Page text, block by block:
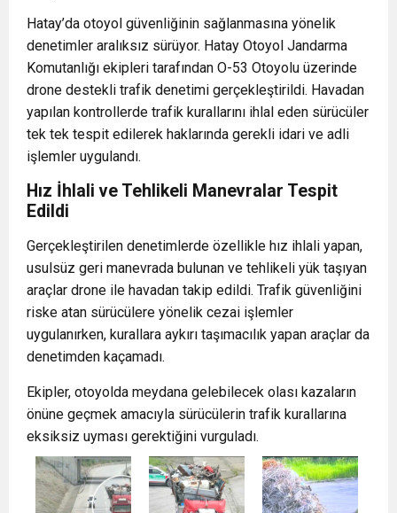
Hatay’da otoyol güvenliğinin sağlanmasına yönelik
denetimler aralıksız sürüyor. Hatay Otoyol Jandarma
Komutanlığı ekipleri tarafından O-53 Otoyolu üzerinde
drone destekli trafik denetimi gerçekleştirildi. Havadan
yapılan kontrollerde trafik kurallarını ihlal eden sürücüler
tek tek tespit edilerek haklarında gerekli idari ve adli
işlemler uygulandı.
Hız İhlali ve Tehlikeli Manevralar Tespit
Edildi
Gerçekleştirilen denetimlerde özellikle hız ihlali yapan,
usulsüz geri manevrada bulunan ve tehlikeli yük taşıyan
araçlar drone ile havadan takip edildi. Trafik güvenliğini
riske atan sürücülere yönelik cezai işlemler
uygulanırken, kurallara aykırı taşımacılık yapan araçlar da
denetimden kaçamadı.
Ekipler, otoyolda meydana gelebilecek olası kazaların
önüne geçmek amacıyla sürücülerin trafik kurallarına
eksiksiz uyması gerektiğini vurguladı.